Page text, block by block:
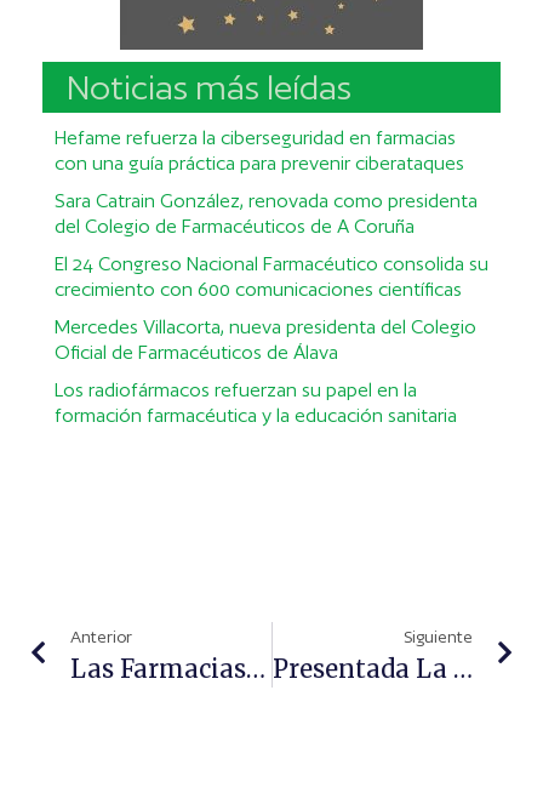
Noticias más leídas
Hefame refuerza la ciberseguridad en farmacias
con una guía práctica para prevenir ciberataques
Sara Catrain González, renovada como presidenta
del Colegio de Farmacéuticos de A Coruña
El 24 Congreso Nacional Farmacéutico consolida su
crecimiento con 600 comunicaciones científicas
Mercedes Villacorta, nueva presidenta del Colegio
Oficial de Farmacéuticos de Álava
Los radiofármacos refuerzan su papel en la
formación farmacéutica y la educación sanitaria
Anterior
Las Farmacias Vuelven A Colaborar Con El Sorteo De Oro De Cruz Roja
Siguiente
Presentada La Campaña “La Higiene En Tus Manos”